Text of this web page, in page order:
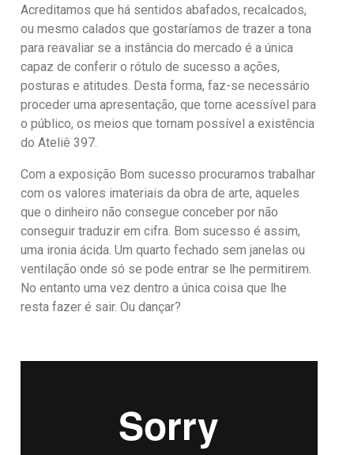
Acreditamos que há sentidos abafados, recalcados,
ou mesmo calados que gostaríamos de trazer a tona
para reavaliar se a instância do mercado é a única
capaz de conferir o rótulo de sucesso a ações,
posturas e atitudes. Desta forma, faz-se necessário
proceder uma apresentação, que torne acessível para
o público, os meios que tornam possível a existência
do Ateliê 397.
Com a exposição Bom sucesso procuramos trabalhar
com os valores imateriais da obra de arte, aqueles
que o dinheiro não consegue conceber por não
conseguir traduzir em cifra. Bom sucesso é assim,
uma ironia ácida. Um quarto fechado sem janelas ou
ventilação onde só se pode entrar se lhe permitirem.
No entanto uma vez dentro a única coisa que lhe
resta fazer é sair. Ou dançar?